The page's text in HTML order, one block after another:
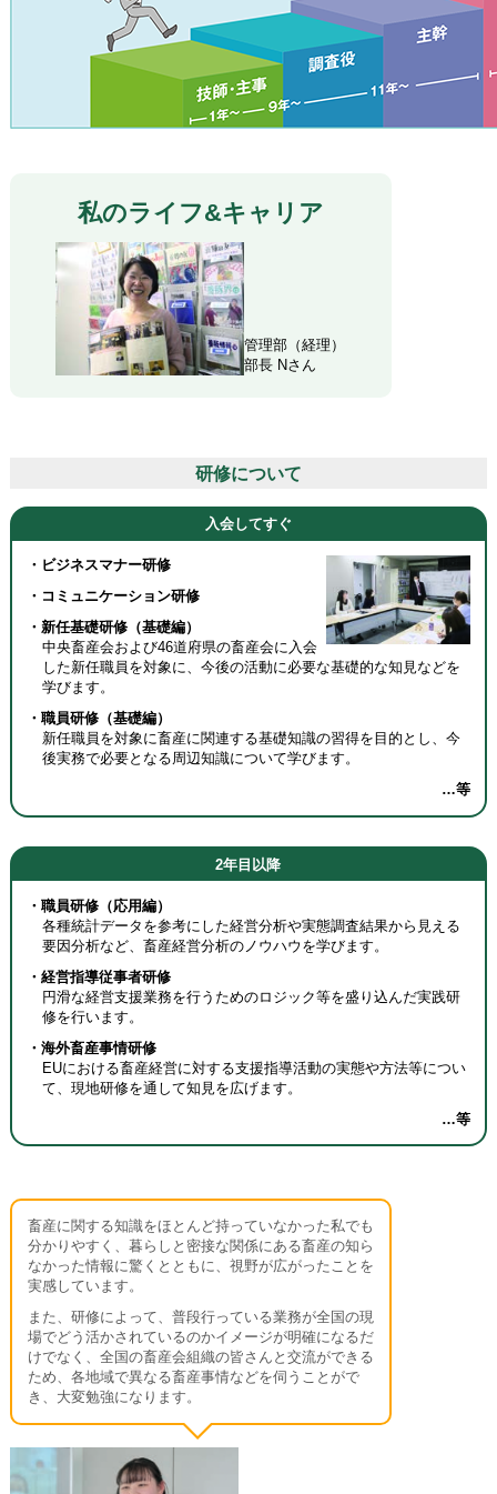
私のライフ&キャリア
管理部（経理）
部長 Nさん
研修について
入会してすぐ
・ビジネスマナー研修
・コミュニケーション研修
・新任基礎研修（基礎編）
中央畜産会および46道府県の畜産会に入会
した新任職員を対象に、今後の活動に必要な基礎的な知見などを
学びます。
・職員研修（基礎編）
新任職員を対象に畜産に関連する基礎知識の習得を目的とし、今
後実務で必要となる周辺知識について学びます。
…等
2年目以降
・職員研修（応用編）
各種統計データを参考にした経営分析や実態調査結果から見える
要因分析など、畜産経営分析のノウハウを学びます。
・経営指導従事者研修
円滑な経営支援業務を行うためのロジック等を盛り込んだ実践研
修を行います。
・海外畜産事情研修
EUにおける畜産経営に対する支援指導活動の実態や方法等につい
て、現地研修を通して知見を広げます。
…等
畜産に関する知識をほとんど持っていなかった私でも
分かりやすく、暮らしと密接な関係にある畜産の知ら
なかった情報に驚くとともに、視野が広がったことを
実感しています。
また、研修によって、普段行っている業務が全国の現
場でどう活かされているのかイメージが明確になるだ
けでなく、全国の畜産会組織の皆さんと交流ができる
ため、各地域で異なる畜産事情などを伺うことがで
き、大変勉強になります。